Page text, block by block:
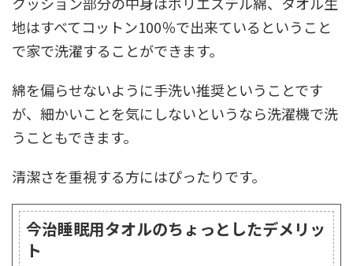
地はすべてコットン100％で出来ているということ
で家で洗濯することができます。
綿を偏らせないように手洗い推奨ということです
が、細かいことを気にしないというなら洗濯機で洗
うこともできます。
清潔さを重視する方にはぴったりです。
今治睡眠用タオルのちょっとしたデメリッ
ト